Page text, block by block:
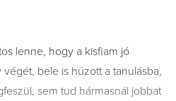
lenne, hogy a kisfiam jó
bele is húzott a tanulásba,
sem tud hármasnál jobbat